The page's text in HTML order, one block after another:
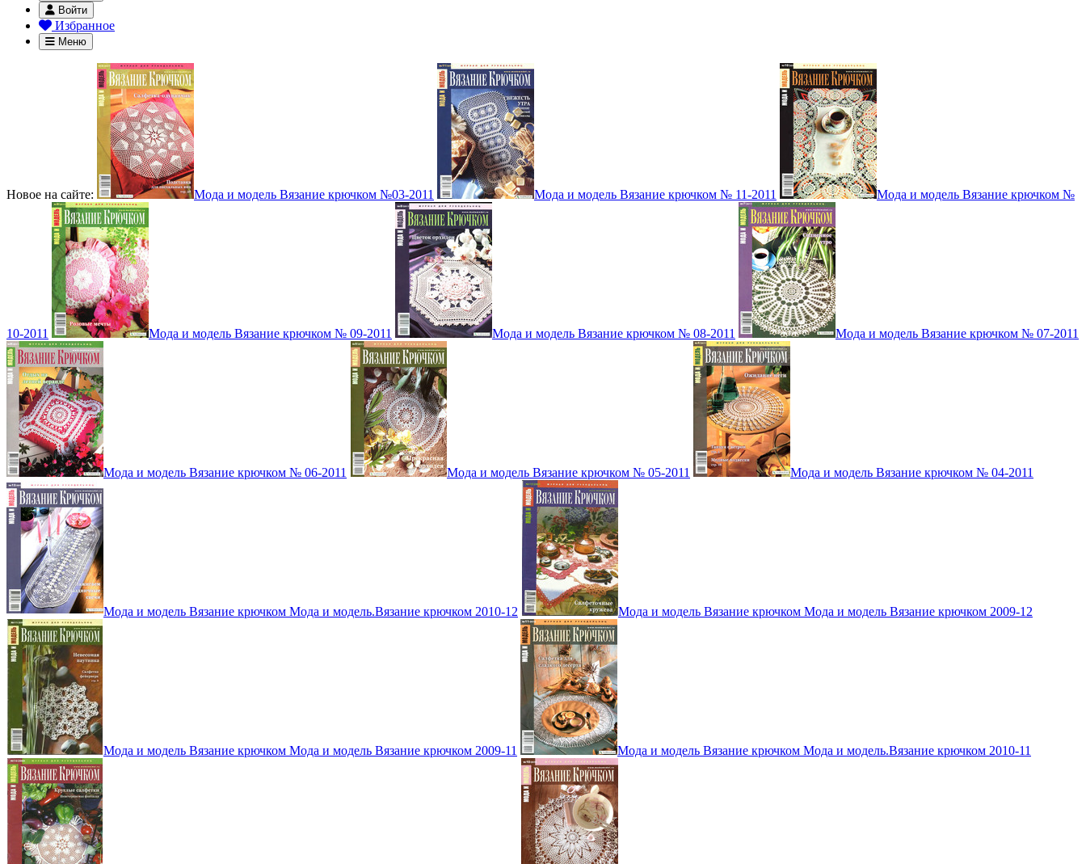
Войти
Избранное
Меню
Новое на сайте: Мода и модель Вязание крючком №03-2011 Мода и модель Вязание крючком № 11-2011 Мода и модель Вязание крючком №
10-2011 Мода и модель Вязание крючком № 09-2011 Мода и модель Вязание крючком № 08-2011 Мода и модель Вязание крючком № 07-2011
Мода и модель Вязание крючком № 06-2011 Мода и модель Вязание крючком № 05-2011 Мода и модель Вязание крючком № 04-2011
Мода и модель Вязание крючком Мода и модель.Вязание крючком 2010-12 Мода и модель Вязание крючком Мода и модель Вязание крючком 2009-12
Мода и модель Вязание крючком Мода и модель Вязание крючком 2009-11 Мода и модель Вязание крючком Мода и модель.Вязание крючком 2010-11